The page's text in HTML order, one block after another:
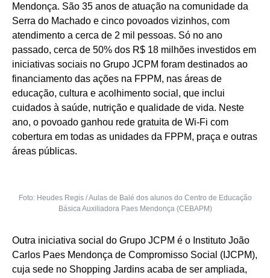
Mendonça. São 35 anos de atuação na comunidade da
Serra do Machado e cinco povoados vizinhos, com
atendimento a cerca de 2 mil pessoas. Só no ano
passado, cerca de 50% dos R$ 18 milhões investidos em
iniciativas sociais no Grupo JCPM foram destinados ao
financiamento das ações na FPPM, nas áreas de
educação, cultura e acolhimento social, que inclui
cuidados à saúde, nutrição e qualidade de vida. Neste
ano, o povoado ganhou rede gratuita de Wi-Fi com
cobertura em todas as unidades da FPPM, praça e outras
áreas públicas.
Foto: Heudes Regis / Aulas de Balé dos alunos do Centro de Educação
Básica Auxiliadora Paes Mendonça (CEBAPM)
Outra iniciativa social do Grupo JCPM é o Instituto João
Carlos Paes Mendonça de Compromisso Social (IJCPM),
cuja sede no Shopping Jardins acaba de ser ampliada,